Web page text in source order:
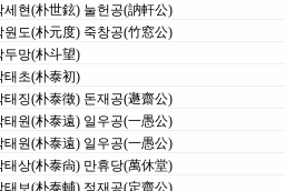
세현(朴世鉉) 눌헌공(訥軒公)
원도(朴元度) 죽창공(竹窓公)
두망(朴斗望)
태초(朴泰初)
태징(朴泰徵) 돈재공(遯齋公)
태원(朴泰遠) 일우공(一愚公)
태원(朴泰遠) 일우공(一愚公)
태상(朴泰尙) 만휴당(萬休堂)
태보(朴泰輔) 정재공(定齋公)